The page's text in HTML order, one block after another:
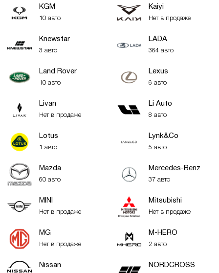
KGM
10 авто
Kaiyi
Нет в продаже
Knewstar
3 авто
LADA
364 авто
Land Rover
10 авто
Lexus
6 авто
Livan
Нет в продаже
Li Auto
8 авто
Lotus
1 авто
Lynk&Co
5 авто
Mazda
60 авто
Mercedes-Benz
37 авто
MINI
Нет в продаже
Mitsubishi
Нет в продаже
MG
Нет в продаже
M-HERO
2 авто
Nissan NORDCROSS